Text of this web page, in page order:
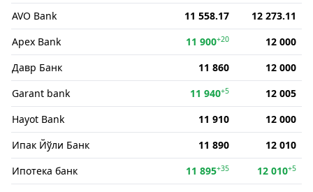
AVO Bank
11 558.17
12 273.11
Apex Bank
11 900+20
12 000
Давр Банк
11 860
12 000
Garant bank
11 940+5
12 005
Hayot Bank
11 910
12 000
Ипак Йўли Банк
11 890
12 010
Ипотека банк
11 895+35 12 010+5